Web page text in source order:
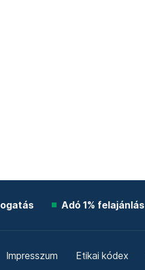
Adó 1% felajánlás
Impresszum Etikai kódex